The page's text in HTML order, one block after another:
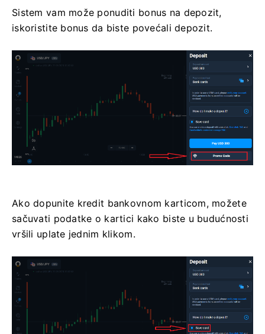
Sistem vam može ponuditi bonus na depozit,
iskoristite bonus da biste povećali depozit.
Ako dopunite kredit bankovnom karticom, možete
sačuvati podatke o kartici kako biste u budućnosti
vršili uplate jednim klikom.